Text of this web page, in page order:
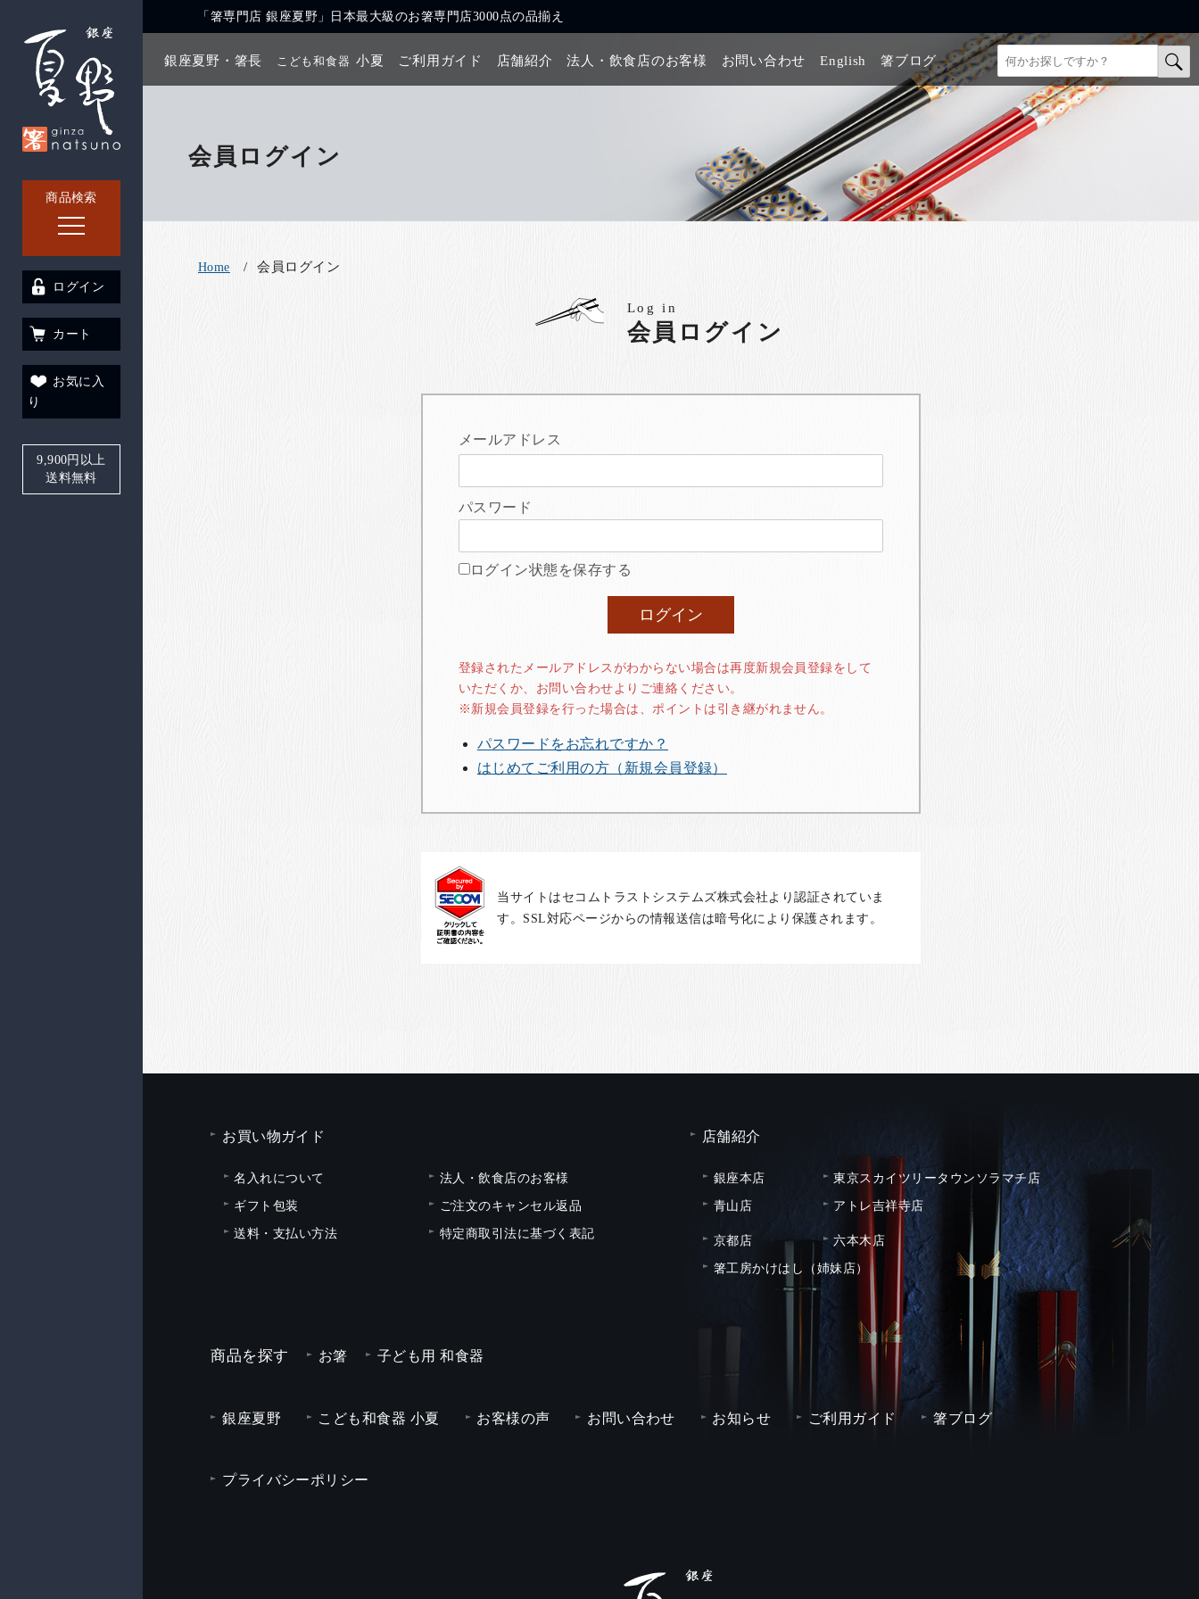
商品検索
「箸専門店 銀座夏野」日本最大級のお箸専門店3000点の品揃え
銀座夏野・箸長 こども和食器 小夏 ご利用ガイド 店舗紹介 法人・飲食店のお客様 お問い合わせ English 箸ブログ
ログイン
カート
お気に入
り
9,900円以上
送料無料
会員ログイン
Home 会員ログイン
Log in
会員ログイン
メールアドレス
パスワード
ログイン状態を保存する
登録されたメールアドレスがわからない場合は再度新規会員登録をして
いただくか、お問い合わせよりご連絡ください。
※新規会員登録を行った場合は、ポイントは引き継がれません。
パスワードをお忘れですか？
はじめてご利用の方（新規会員登録）
当サイトはセコムトラストシステムズ株式会社より認証されていま
す。SSL対応ページからの情報送信は暗号化により保護されます。
お買い物ガイド
名入れについて
法人・飲食店のお客様
ギフト包装
ご注文のキャンセル返品
送料・支払い方法
特定商取引法に基づく表記
店舗紹介
銀座本店
東京スカイツリータウンソラマチ店
青山店
アトレ吉祥寺店
京都店
六本木店
箸工房かけはし（姉妹店）
商品を探す お箸 子ども用 和食器
銀座夏野 こども和食器 小夏 お客様の声 お問い合わせ お知らせ ご利用ガイド 箸ブログ
プライバシーポリシー